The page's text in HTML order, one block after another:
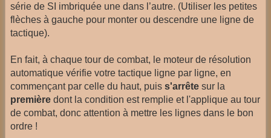
série de SI imbriquée une dans l’autre. (Utiliser les petites
flèches à gauche pour monter ou descendre une ligne de
tactique).
En fait, à chaque tour de combat, le moteur de résolution
automatique vérifie votre tactique ligne par ligne, en
commençant par celle du haut, puis s'arrête sur la
première dont la condition est remplie et l'applique au tour
de combat, donc attention à mettre les lignes dans le bon
ordre !